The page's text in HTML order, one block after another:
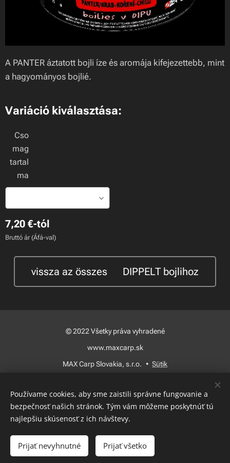
A PANTER áztatott bojli íze és aromája kifejezettebb, mint
a hagyományos bojlié.
Variáció kiválasztása:
Cso
mag
tartal
ma
7,20 €-tól
Bruttó ár (Áfá-val)
Kosárba
vissza az összes 🍃DIPPELT bojlihoz
© 2022 Všetky práva vyhradené
www.maxcarp.sk
MAX Carp Slovakia, s.r.o.
Sütik
Slovenčina
Magyar
Používame cookies, aby sme zaistili správne fungovanie a
bezpečnosť našich stránok. Tým vám môžeme poskytnúť tú
najlepšiu skúsenosť z ich návštevy.
Prijať nevyhnutné Prijať všetko